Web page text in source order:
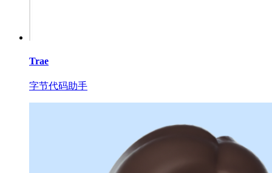
Trae
字节代码助手